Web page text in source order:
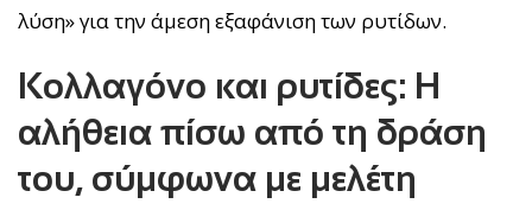
λύση» για την άμεση εξαφάνιση των ρυτίδων.
Κολλαγόνο και ρυτίδες: Η
αλήθεια πίσω από τη δράση
του, σύμφωνα με μελέτη